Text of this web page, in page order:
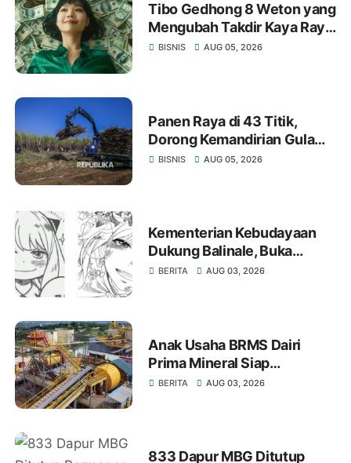
Tibo Gedhong 8 Weton yang
Mengubah Takdir Kaya Raya
dan Hidup Makmur Sejak
BISNIS AUG 05, 2026
Panen Raya di 43 Titik,
Dorong Kemandirian Gula
dan Kedelai
BISNIS AUG 05, 2026
Kementerian Kebudayaan
Dukung Balinale, Buka
Peluang Film Indonesia
BERITA AUG 03, 2026
Anak Usaha BRMS Dairi
Prima Mineral Siap
Kembangkan Tambang
BERITA AUG 03, 2026
833 Dapur MBG Ditutup